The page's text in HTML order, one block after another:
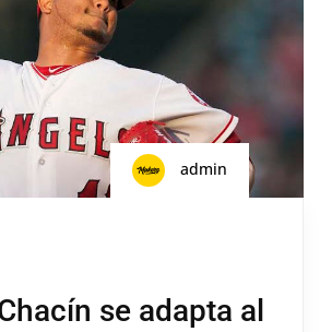
admin
se adapta al